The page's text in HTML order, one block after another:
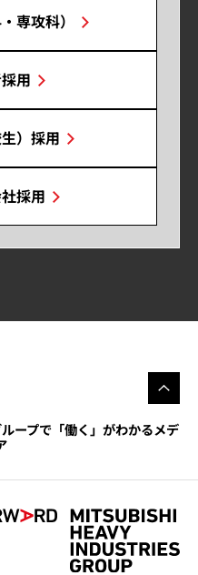
専攻科）
用
）採用
採用
プで「働く」がわかるメデ